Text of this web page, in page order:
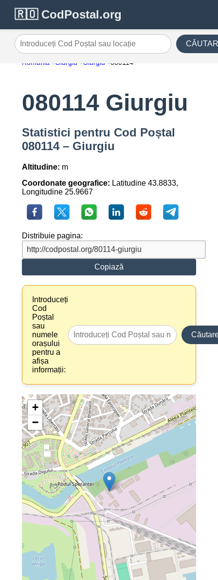
🇷🇴 CodPostal.org
Introduceți Cod Poștal sau locație
România Giurgiu Giurgiu 080114
080114 Giurgiu
Statistici pentru Cod Poștal
080114 – Giurgiu
Altitudine: m
Coordonate geografice: Latitudine 43.8833,
Longitudine 25.9667
Distribuie pagina:
Copiază
Introduceți
Cod
Poștal
sau
numele
orașului
pentru a
afișa
informații:
+
−